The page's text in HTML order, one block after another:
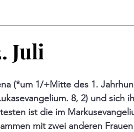
Juli
(*um 1/+Mitte des 1.
8, 2) und sich
ist die im
mit zwei anderen